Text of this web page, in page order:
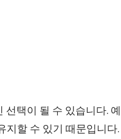
택이 될 수 있습니다.
할 수 있기 때문입니다